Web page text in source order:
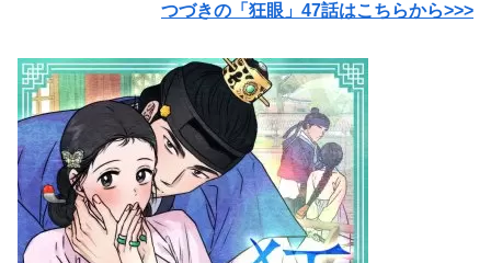
つづきの「狂眼」47話はこちらから>>>